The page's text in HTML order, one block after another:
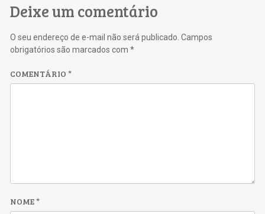
Deixe um comentário
O seu endereço de e-mail não será publicado. Campos
obrigatórios são marcados com *
COMENTÁRIO *
NOME*